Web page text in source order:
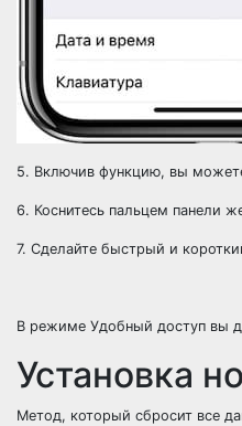
5. Включив функцию, вы
6. Коснитесь пальцем панели
7. Сделайте быстрый и
В режиме Удобный доступ вы
Установка
Метод, который сбросит все